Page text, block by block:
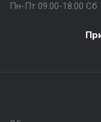
Пн-Пт 09.00-18.00 Сб